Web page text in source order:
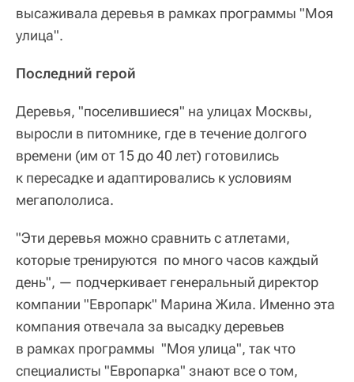
высаживала деревья в рамках программы "Моя
улица".
Последний герой
Деревья, "поселившиеся" на улицах Москвы,
выросли в питомнике, где в течение долгого
времени (им от 15 до 40 лет) готовились
к пересадке и адаптировались к условиям
мегапололиса.
"Эти деревья можно сравнить с атлетами,
которые тренируются по много часов каждый
день", — подчеркивает генеральный директор
компании "Европарк" Марина Жила. Именно эта
компания отвечала за высадку деревьев
в рамках программы "Моя улица", так что
специалисты "Европарка" знают все о том,